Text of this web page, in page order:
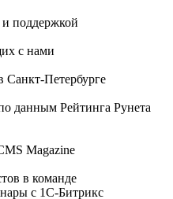
и поддержкой
с нами
Санкт-Петербурге
данным Рейтинга Рунета
Magazine
в команде
с 1С-Битрикс